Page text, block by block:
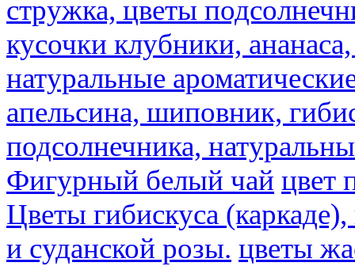
стружка, цветы
кусочки клубники,
натуральные
апельсина, шиповник,
подсолнечника,
Фигурный белый чай цвет
Цветы гибискуса
и суданской розы. цветы